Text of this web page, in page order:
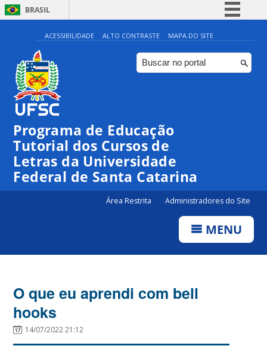
BRASIL
Simplifique!
Comunica BR
Participe
ACESSIBILIDADE ALTO CONTRASTE MAPA DO SITE
Programa de Educação
Tutorial dos Cursos de
Letras da Universidade
Federal de Santa Catarina
Área Restrita Administradores do Site
MENU
O que eu aprendi com bell
hooks
14/07/2022 21:12